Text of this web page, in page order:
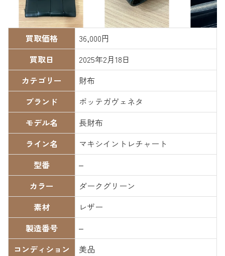
買取価格
36,000円
買取日
2025年2月18日
カテゴリー
財布
ブランド
ボッテガヴェネタ
モデル名
長財布
ライン名
マキシイントレチャート
型番
–
カラー
ダークグリーン
素材
レザー
製造番号
–
コンディション
美品